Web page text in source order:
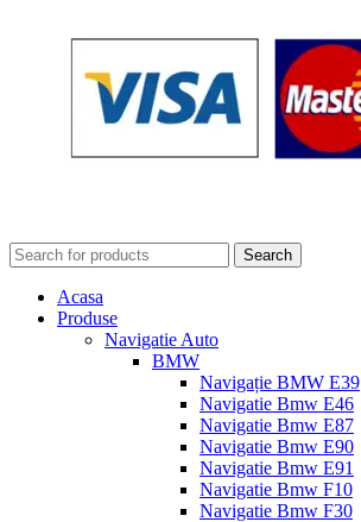
Search
Acasa
Produse
Navigatie Auto
BMW
Navigație BMW E39
Navigatie Bmw E46
Navigatie Bmw E87
Navigatie Bmw E90
Navigatie Bmw E91
Navigatie Bmw F10
Navigatie Bmw F30